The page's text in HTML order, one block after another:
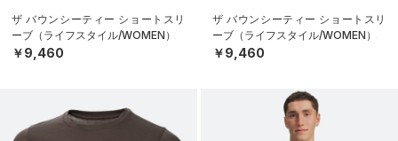
ザ バウンシーティー ショートスリ
ーブ（ライフスタイル/WOMEN）
￥9,460
ザ バウンシーティー ショートスリ
ーブ（ライフスタイル/WOMEN）
￥9,460